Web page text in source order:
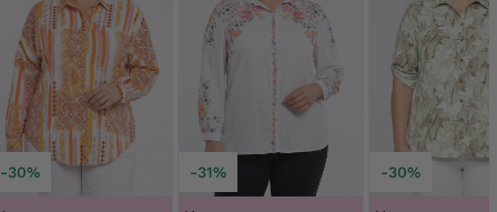
-30% -31% -30%